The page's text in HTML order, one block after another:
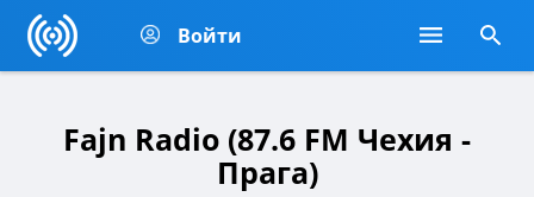
Войти
Fajn Radio (87.6 FM Чехия -
Прага)